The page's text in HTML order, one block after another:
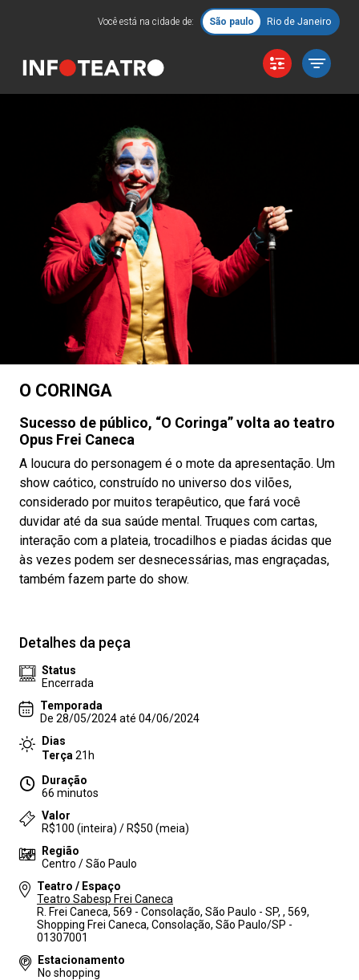
Você está na cidade de: São paulo Rio de Janeiro
O CORINGA
Sucesso de público, “O Coringa” volta ao teatro
Opus Frei Caneca
A loucura do personagem é o mote da apresentação. Um
show caótico, construído no universo dos vilões,
considerado por muitos terapêutico, que fará você
duvidar até da sua saúde mental. Truques com cartas,
interação com a plateia, trocadilhos e piadas ácidas que
às vezes podem ser desnecessárias, mas engraçadas,
também fazem parte do show.
Detalhes da peça
Status
Encerrada
Temporada
De 28/05/2024 até 04/06/2024
Dias
Terça 21h
Duração
66 minutos
Valor
R$100 (inteira) / R$50 (meia)
Região
Centro / São Paulo
Teatro / Espaço
Teatro Sabesp Frei Caneca
R. Frei Caneca, 569 - Consolação, São Paulo - SP, , 569,
Shopping Frei Caneca, Consolação, São Paulo/SP -
01307001
Estacionamento
No shopping